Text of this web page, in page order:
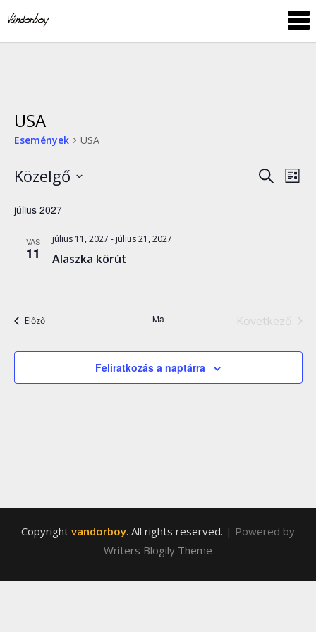
to
content
USA
Események USA
Keresett
Lista
Közelgő
kiválasztása.
július 2027
VAS
11
július 11, 2027 - július 21, 2027
Alaszka körút
ElőzőEsemények Ma
Következő
Feliratkozás a naptárra
Copyright vandorboy. All rights reserved. | Powered by
Writers Blogily Theme